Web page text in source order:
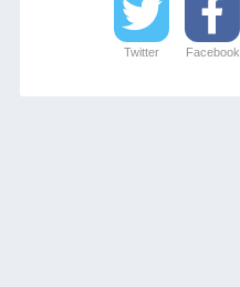
Twitter Facebook